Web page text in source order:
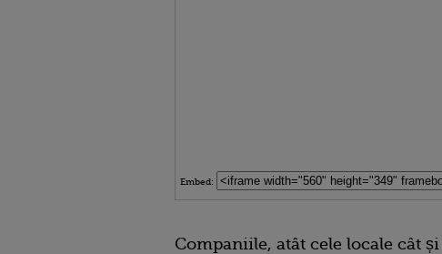
Embed:
Companiile, atât cele locale cât